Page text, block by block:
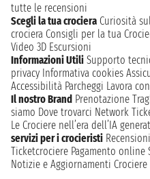
tutte le recensioni
Scegli la tua crociera Curiosità
crociera Consigli per la tua
Video 3D Escursioni
Informazioni Utili Supporto
privacy Informativa cookies
Accessibilità Parcheggi Lavora
Il nostro Brand Prenotazione
siamo Dove trovarci Network
Le Crociere nell’era dell’IA
servizi per i crocieristi
Ticketcrociere Pagamento online
Notizie e Aggiornamenti Crociere